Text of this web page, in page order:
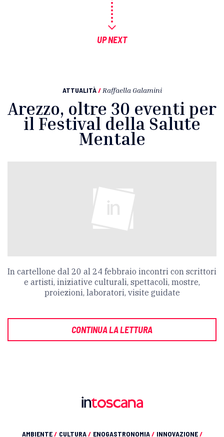
UP NEXT
ATTUALITÀ / Raffaella Galamini
Arezzo, oltre 30 eventi per
il Festival della Salute
Mentale
In cartellone dal 20 al 24 febbraio incontri con scrittori
e artisti, iniziative culturali, spettacoli, mostre,
proiezioni, laboratori, visite guidate
CONTINUA LA LETTURA
AMBIENTE/ CULTURA/ ENOGASTRONOMIA/ INNOVAZIONE/